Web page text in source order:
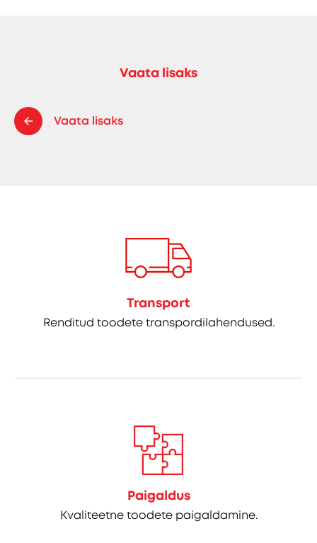
Vaata lisaks
Vaata lisaks
Transport
Renditud toodete transpordilahendused.
Paigaldus
Kvaliteetne toodete paigaldamine.